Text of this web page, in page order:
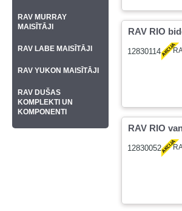
RAV RIO
12830114
RAV RIO
12830052
RAV MURRAY
MAISĪTĀJI
RAV LABE MAISĪTĀJI
RAV YUKON MAISĪTĀJI
RAV DUŠAS
KOMPLEKTI UN
KOMPONENTI